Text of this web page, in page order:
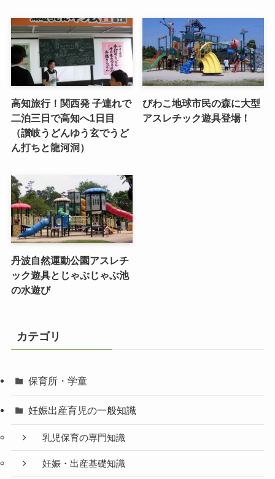
高知旅行！関西発 子連れで
二泊三日で高知へ1日目
（讃岐うどんゆう玄でうど
ん打ちと龍河洞）
びわこ地球市民の森に大型
アスレチック遊具登場！
丹波自然運動公園アスレチ
ック遊具とじゃぶじゃぶ池
の水遊び
カテゴリ
保育所・学童
妊娠出産育児の一般知識
乳児保育の専門知識
妊娠・出産基礎知識